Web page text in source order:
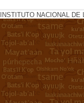
INSTITUTO NACIONAL